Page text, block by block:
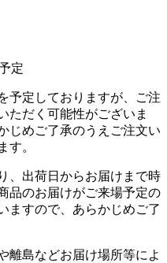
定
予定しておりますが、ご注
ただく可能性がございま
じめご了承のうえご注文い
す。
、出荷日からお届けまで時
品のお届けがご来場予定の
ますので、あらかじめご了
離島などお届け場所等によ